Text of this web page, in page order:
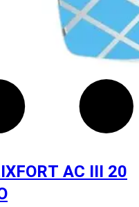
AC III 20